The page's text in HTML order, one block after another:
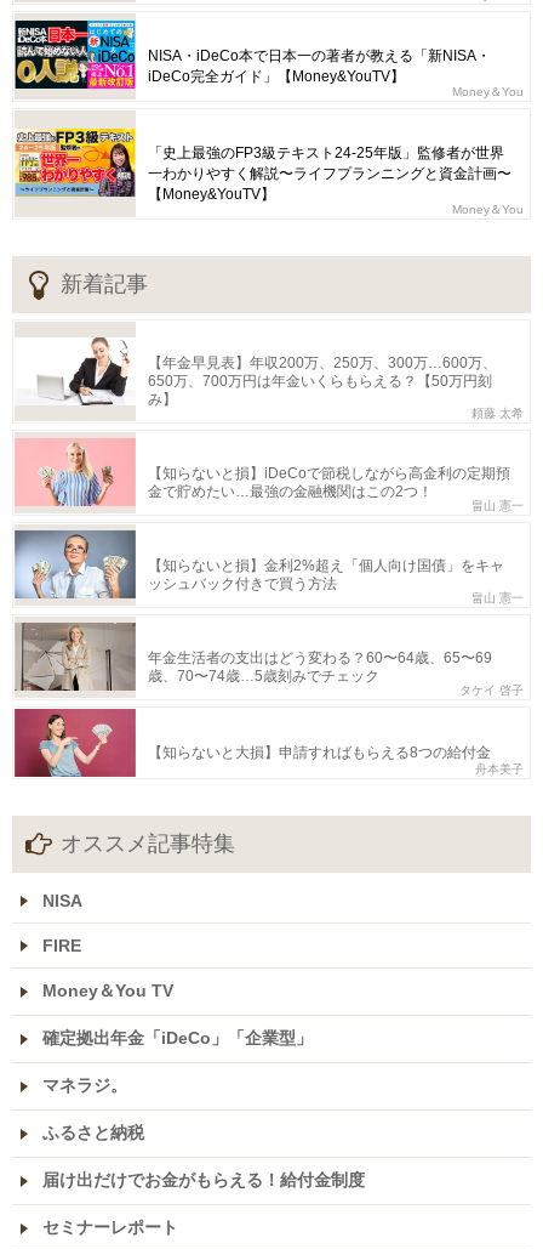
NISA・iDeCo本で日本一の著者が教える「新NISA・
iDeCo完全ガイド」【Money&YouTV】
Money＆You
「史上最強のFP3級テキスト24-25年版」監修者が世界
一わかりやすく解説〜ライフプランニングと資金計画〜
【Money&YouTV】
Money＆You
新着記事
【年金早見表】年収200万、250万、300万…600万、
650万、700万円は年金いくらもらえる？【50万円刻
み】
頼藤 太希
【知らないと損】iDeCoで節税しながら高金利の定期預
金で貯めたい…最強の金融機関はこの2つ！
畠山 憲一
【知らないと損】金利2%超え「個人向け国債」をキャ
ッシュバック付きで買う方法
畠山 憲一
年金生活者の支出はどう変わる？60〜64歳、65〜69
歳、70〜74歳…5歳刻みでチェック
タケイ 啓子
【知らないと大損】申請すればもらえる8つの給付金
舟本美子
オススメ記事特集
NISA
FIRE
Money＆You TV
確定拠出年金「iDeCo」「企業型」
マネラジ。
ふるさと納税
届け出だけでお金がもらえる！給付金制度
セミナーレポート